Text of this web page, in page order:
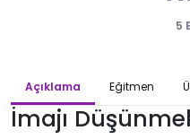
5
Açıklama Eğitmen
İmajı